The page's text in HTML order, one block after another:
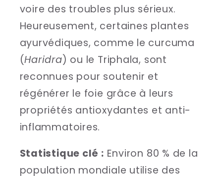
voire des troubles plus sérieux.
Heureusement, certaines plantes
ayurvédiques, comme le curcuma
(Haridra) ou le Triphala, sont
reconnues pour soutenir et
régénérer le foie grâce à leurs
propriétés antioxydantes et anti-
inflammatoires.
Statistique clé : Environ 80 % de la
population mondiale utilise des